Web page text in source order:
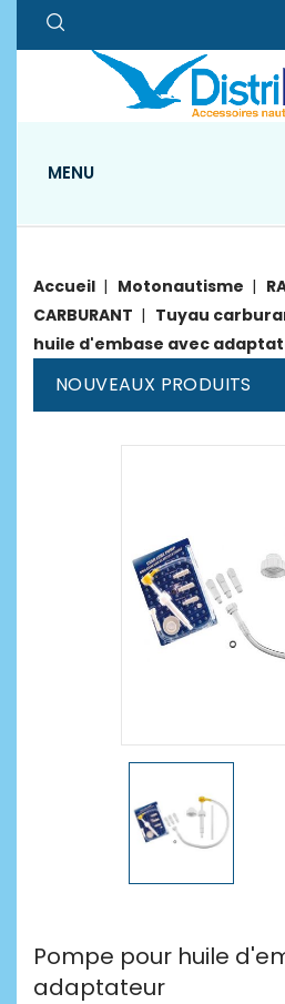
MENU
Accueil Motonautisme
CARBURANT
Tuyau
huile d'embase avec
NOUVEAUX PRODUITS
Pompe pour huile
adaptateur